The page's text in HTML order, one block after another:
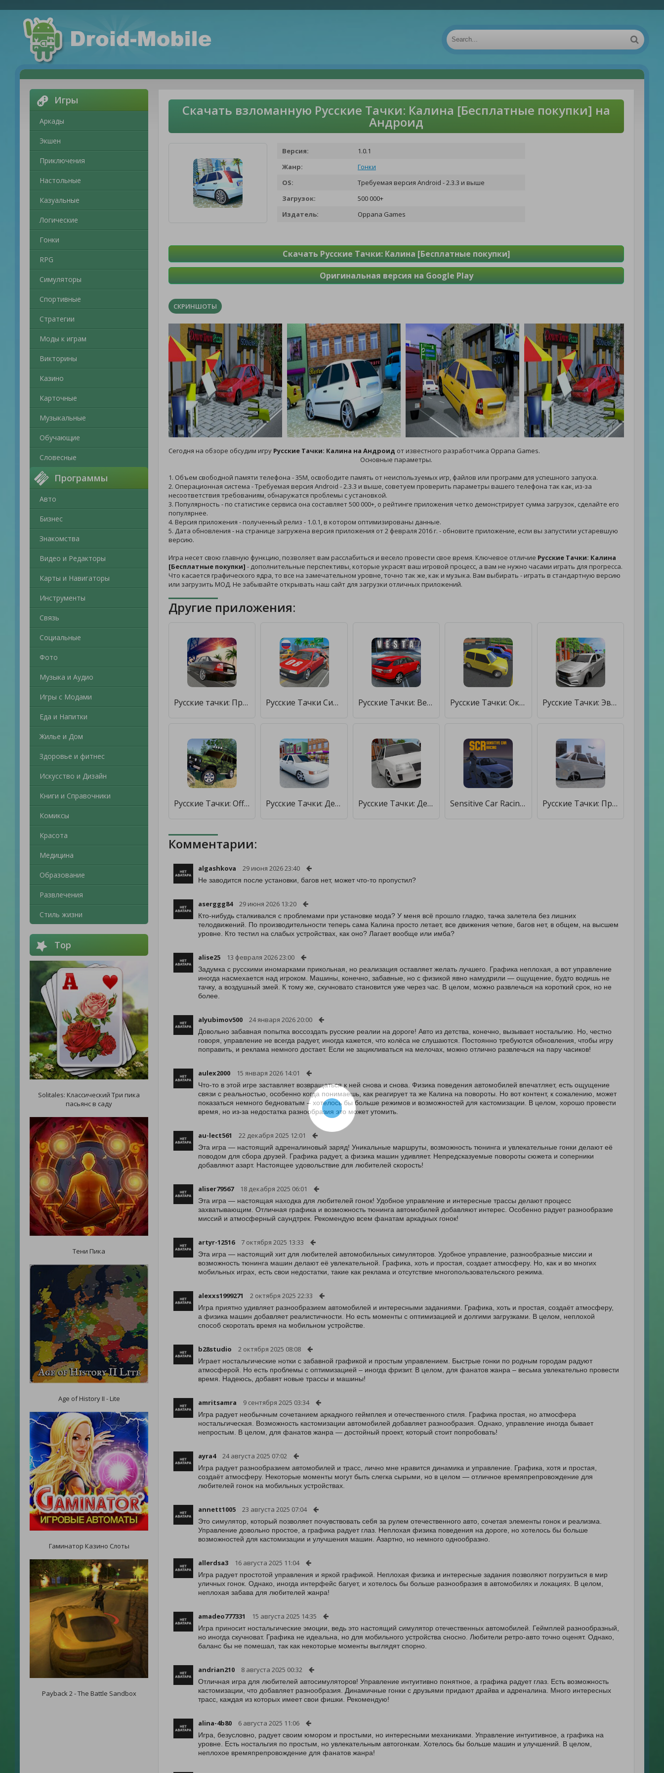
Игры
Аркады
Экшен
Приключения
Настольные
Казуальные
Логические
Гонки
RPG
Симуляторы
Спортивные
Стратегии
Моды к играм
Викторины
Казино
Карточные
Музыкальные
Обучающие
Словесные
Программы
Авто
Бизнес
Знакомства
Видео и Редакторы
Карты и Навигаторы
Инструменты
Связь
Социальные
Фото
Музыка и Аудио
Игры с Модами
Еда и Напитки
Жилье и Дом
Здоровье и фитнес
Искусство и Дизайн
Книги и Справочники
Комиксы
Красота
Медицина
Образование
Развлечения
Стиль жизни
Top
Solitales: Классический Три пика
пасьянс в саду
Тени Пика
Age of History II - Lite
Гаминатор Казино Слоты
Payback 2 - The Battle Sandbox
Скачать взломанную Русские Тачки: Калина [Бесплатные покупки] на
Андроид
Версия:
1.0.1
Жанр:
Гонки
OS:
Требуемая версия Android - 2.3.3 и выше
Загрузок:
500 000+
Издатель:
Oppana Games
Скачать Русские Тачки: Калина [Бесплатные покупки]
Оригинальная версия на Google Play
СКРИНШОТЫ
Сегодня на обзоре обсудим игру Русские Тачки: Калина на Андроид от известного разработчика Oppana Games.
Основные параметры.
1. Объем свободной памяти телефона - 35M, освободите память от неиспользуемых игр, файлов или программ для успешного запуска.
2. Операционная система - Требуемая версия Android - 2.3.3 и выше, советуем проверить параметры вашего телефона так как, из-за
несоответствия требованиям, обнаружатся проблемы с установкой.
3. Популярность - по статистике сервиса она составляет 500 000+, о рейтинге приложения четко демонстрирует сумма загрузок, сделайте его
популярнее.
4. Версия приложения - полученный релиз - 1.0.1, в котором оптимизированы данные.
5. Дата обновления - на странице загружена версия приложения от 2 февраля 2016 г. - обновите приложение, если вы запустили устаревшую
версию.
Игра несет свою главную функцию, позволяет вам расслабиться и весело провести свое время. Ключевое отличие Русские Тачки: Калина
[Бесплатные покупки] - дополнительные перспективы, которые украсят ваш игровой процесс, а вам не нужно часами играть для прогресса.
Что касается графического ядра, то все на замечательном уровне, точно так же, как и музыка. Вам выбирать - играть в стандартную версию
или загрузить МОД. Не забывайте открывать наш сайт для загрузки отличных приложений.
Другие приложения:
Русские тачки: Приорик 2 [Много денег] Русские Тачки Симулятор [Мод меню] Русские Тачки: Веста SW [Мод меню] Русские Тачки: Ока [Мод меню] Русские Тачки: Эволюция [Много монет]
Русские Тачки: Offroad 4х4 [Мод меню] Русские Тачки: Десятка и 12 [Много монет] Русские Тачки: Девятка и 99 [Много монет] Sensitive Car Racing - (Русские тачки, опер стиль) [Бесплатные покупки] Русские Тачки: Приорик [Бесплатные покупки]
Комментарии:
algashkova 29 июня 2026 23:40
Не заводится после установки, багов нет, может что-то пропустил?
aserggg84 29 июня 2026 13:20
Кто-нибудь сталкивался с проблемами при установке мода? У меня всё прошло гладко, тачка залетела без лишних
телодвижений. По производительности теперь сама Калина просто летает, все движения четкие, багов нет, в общем, на высшем
уровне. Кто тестил на слабых устройствах, как оно? Лагает вообще или имба?
alise25 13 февраля 2026 23:00
Задумка с русскими иномарками прикольная, но реализация оставляет желать лучшего. Графика неплохая, а вот управление
иногда насмехается над игроком. Машины, конечно, забавные, но с физикой явно намудрили — ощущение, будто водишь не
тачку, а воздушный змей. К тому же, скучновато становится уже через час. В целом, можно развлечься на короткий срок, но не
более.
alyubimov500 24 января 2026 20:00
Довольно забавная попытка воссоздать русские реалии на дороге! Авто из детства, конечно, вызывает ностальгию. Но, честно
говоря, управление не всегда радует, иногда кажется, что колёса не слушаются. Постоянно требуются обновления, чтобы игру
поправить, и реклама немного достает. Если не зацикливаться на мелочах, можно отлично развлечься на пару часиков!
aulex2000 15 января 2026 14:01
Что-то в этой игре заставляет возвращаться к ней снова и снова. Физика поведения автомобилей впечатляет, есть ощущение
связи с реальностью, особенно когда понимаешь, как реагирует та же Калина на повороты. Но вот контент, к сожалению, может
показаться немного бедноватым – хотелось бы больше режимов и возможностей для кастомизации. В целом, хорошо провести
время, но из-за недостатка разнообразия это может утомить.
au-lect561 22 декабря 2025 12:01
Эта игра — настоящий адреналиновый заряд! Уникальные маршруты, возможность тюнинга и увлекательные гонки делают её
поводом для сбора друзей. Графика радует, а физика машин удивляет. Непредсказуемые повороты сюжета и соперники
добавляют азарт. Настоящее удовольствие для любителей скорость!
aliser79567 18 декабря 2025 06:01
Эта игра — настоящая находка для любителей гонок! Удобное управление и интересные трассы делают процесс
захватывающим. Отличная графика и возможность тюнинга автомобилей добавляют интерес. Особенно радует разнообразие
миссий и атмосферный саундтрек. Рекомендую всем фанатам аркадных гонок!
artyr-12516 7 октября 2025 13:33
Эта игра — настоящий хит для любителей автомобильных симуляторов. Удобное управление, разнообразные миссии и
возможность тюнинга машин делают её увлекательной. Графика, хоть и простая, создает атмосферу. Но, как и во многих
мобильных играх, есть свои недостатки, такие как реклама и отсутствие многопользовательского режима.
alexxs1999271 2 октября 2025 22:33
Игра приятно удивляет разнообразием автомобилей и интересными заданиями. Графика, хоть и простая, создаёт атмосферу,
а физика машин добавляет реалистичности. Но есть моменты с оптимизацией и долгими загрузками. В целом, неплохой
способ скоротать время на мобильном устройстве.
b28studio 2 октября 2025 08:08
Играет ностальгические нотки с забавной графикой и простым управлением. Быстрые гонки по родным городам радуют
атмосферой. Но есть проблемы с оптимизацией – иногда фризит. В целом, для фанатов жанра – весьма увлекательно провести
время. Надеюсь, добавят новые трассы и машины!
amritsamra 9 сентября 2025 03:34
Игра радует необычным сочетанием аркадного геймплея и отечественного стиля. Графика простая, но атмосфера
ностальгическая. Возможность кастомизации автомобилей добавляет разнообразия. Однако, управление иногда бывает
непростым. В целом, для фанатов жанра — достойный проект, который стоит попробовать!
ayra4 24 августа 2025 07:02
Игра радует разнообразием автомобилей и трасс, лично мне нравится динамика и управление. Графика, хотя и простая,
создаёт атмосферу. Некоторые моменты могут быть слегка сырыми, но в целом — отличное времяпрепровождение для
любителей гонок на мобильных устройствах.
annett1005 23 августа 2025 07:04
Это симулятор, который позволяет почувствовать себя за рулем отечественного авто, сочетая элементы гонок и реализма.
Управление довольно простое, а графика радует глаз. Неплохая физика поведения на дороге, но хотелось бы больше
возможностей для кастомизации и улучшения машин. Азартно, но немного однообразно.
allerdsa3 16 августа 2025 11:04
Игра радует простотой управления и яркой графикой. Неплохая физика и интересные задания позволяют погрузиться в мир
уличных гонок. Однако, иногда интерфейс багует, и хотелось бы больше разнообразия в автомобилях и локациях. В целом,
неплохая забава для любителей жанра!
amadeo777331 15 августа 2025 14:35
Игра приносит ностальгические эмоции, ведь это настоящий симулятор отечественных автомобилей. Геймплей разнообразный,
но иногда скучноват. Графика не идеальна, но для мобильного устройства сносно. Любители ретро-авто точно оценят. Однако,
баланс бы не помешал, так как некоторые моменты выглядят спорно.
andrian210 8 августа 2025 00:32
Отличная игра для любителей автосимуляторов! Управление интуитивно понятное, а графика радует глаз. Есть возможность
кастомизации, что добавляет разнообразия. Динамичные гонки с друзьями придают драйва и адреналина. Много интересных
трасс, каждая из которых имеет свои фишки. Рекомендую!
alina-4b80 6 августа 2025 11:06
Игра, безусловно, радует своим юмором и простыми, но интересными механиками. Управление интуитивное, а графика на
уровне. Есть ностальгия по простым, но увлекательным автогонкам. Хотелось бы больше машин и улучшений. В целом,
неплохое времяпрепровождение для фанатов жанра!